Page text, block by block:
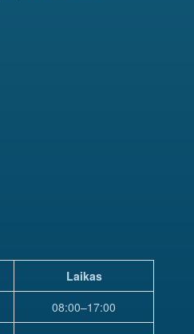
Laikas
08:00–17:00